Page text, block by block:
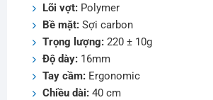
Lõi vợt:Polymer
Bề mặt:Sợi carbon
Trọng lượng:220 ± 10g
Độ dày:16mm
Tay cầm:Ergonomic
Chiều dài:40 cm